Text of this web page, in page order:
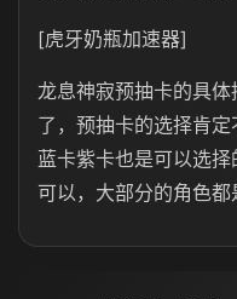
[虎牙奶瓶加速器]
龙息神寂预抽卡的具
了，预抽卡的选择肯
蓝卡紫卡也是可以选
可以，大部分的角色都